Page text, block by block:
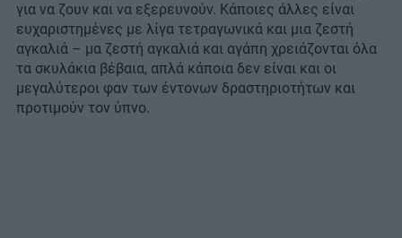
για να ζουν και να εξερευνούν. Κάποιες άλλες είναι
ευχαριστημένες με λίγα τετραγωνικά και μια ζεστή
αγκαλιά – μα ζεστή αγκαλιά και αγάπη χρειάζονται όλα
τα σκυλάκια βέβαια, απλά κάποια δεν είναι και οι
μεγαλύτεροι φαν των έντονων δραστηριοτήτων και
προτιμούν τον ύπνο.